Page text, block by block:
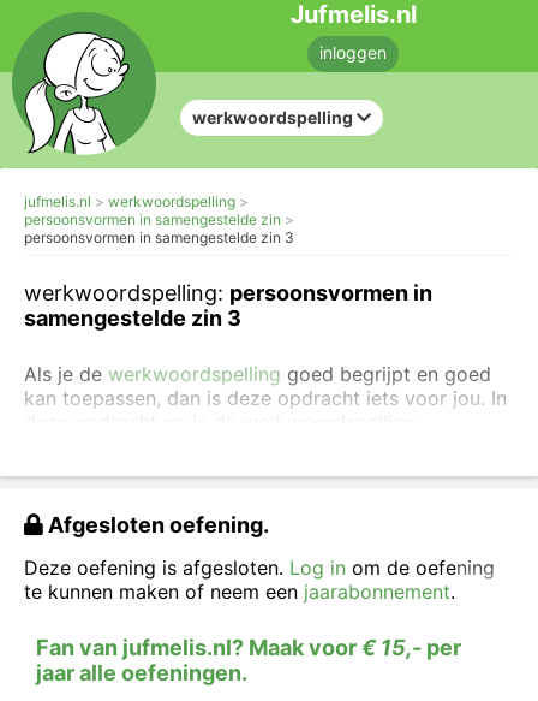
Jufmelis.nl
inloggen
werkwoordspelling
jufmelis.nl
werkwoordspelling
persoonsvormen in samengestelde zin
persoonsvormen in samengestelde zin 3
werkwoordspelling: persoonsvormen in
samengestelde zin 3
Als je de werkwoordspelling goed begrijpt en goed
kan toepassen, dan is deze opdracht iets voor jou. In
te moeilijk is,maak je eerst eenvoudigere oefeningen
Vul allepersoonsvormenin.
Afgesloten oefening.
Deze oefening is afgesloten. Log in om de oefening
te kunnen maken of neem een jaarabonnement.
Fan van jufmelis.nl? Maak voor€ 15,- per
jaar alle oefeningen.